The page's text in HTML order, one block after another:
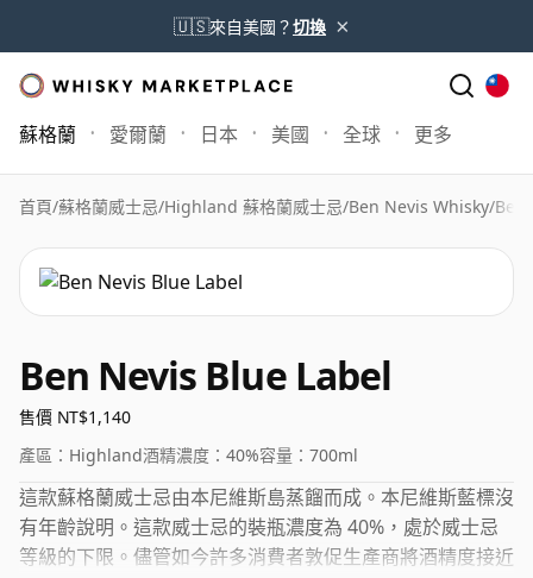
🇺🇸來自美國？切換 ×
蘇格蘭 愛爾蘭 日本 美國 全球 更多
首頁/蘇格蘭威士忌/Highland 蘇格蘭威士忌/Ben Nevis Whisky/Ben
Ben Nevis Blue Label
售價 NT$1,140
產區： Highland酒精濃度： 40%容量： 700ml
這款蘇格蘭威士忌由本尼維斯島蒸餾而成。本尼維斯藍標沒
有年齡說明。這款威士忌的裝瓶濃度為 40%，處於威士忌
等級的下限。儘管如今許多消費者敦促生產商將酒精度接近